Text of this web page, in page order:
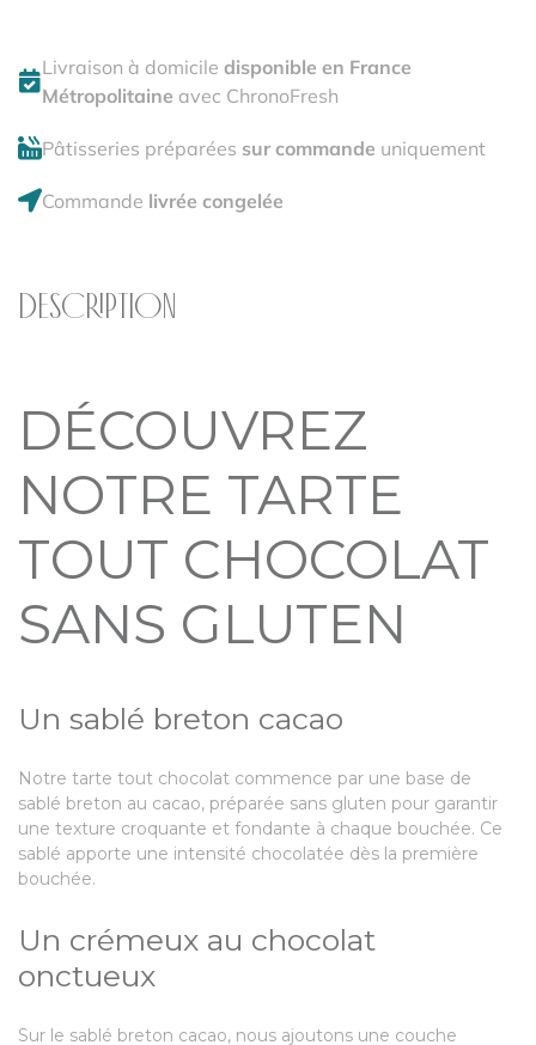
Livraison à domicile disponible en France
Métropolitaine avec ChronoFresh
Pâtisseries préparées sur commande uniquement
Commande livrée congelée
DESCRIPTION
DÉCOUVREZ
NOTRE TARTE
TOUT CHOCOLAT
SANS GLUTEN
Un sablé breton cacao
Notre tarte tout chocolat commence par une base de
sablé breton au cacao, préparée sans gluten pour garantir
une texture croquante et fondante à chaque bouchée. Ce
sablé apporte une intensité chocolatée dès la première
bouchée.
Un crémeux au chocolat
onctueux
Sur le sablé breton cacao, nous ajoutons une couche